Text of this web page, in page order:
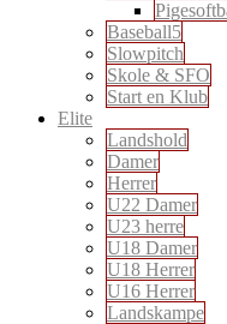
Baseball5
Slowpitch
Skole & SFO
Start en Klub
Elite
Landshold
Damer
Herrer
U22 Damer
U23 herre
U18 Damer
U18 Herrer
U16 Herrer
Landskampe